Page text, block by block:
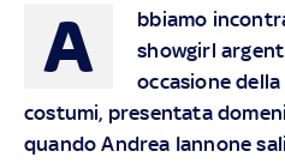
A
bbiamo
showgirl
occasione
costumi, presentata
quando Andrea Iannone